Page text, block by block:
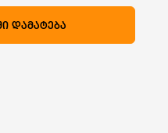
ᲓᲐᲛᲐᲢᲔᲑᲐ